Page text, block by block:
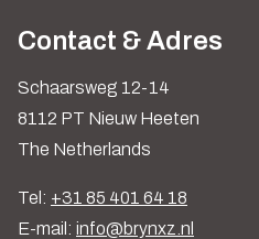
Contact & Adres
Schaarsweg 12-14
8112 PT Nieuw Heeten
The Netherlands
Tel: +31 85 401 64 18
E-mail: info@brynxz.nl